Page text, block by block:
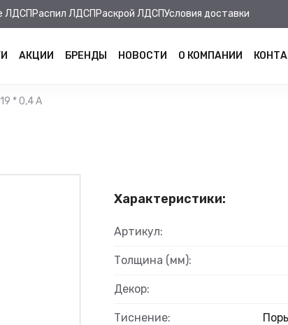
ЛДСП Распил ЛДСП Раскрой ЛДСПУсловия доставки
АКЦИИ БРЕНДЫ НОВОСТИ О КОМПАНИИ
* 0,4 А
Характеристики:
Артикул:
Толщина (мм):
Декор:
Тиснение: